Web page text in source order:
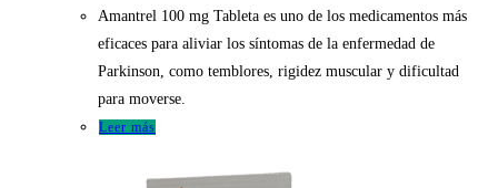
Amantrel 100 mg Tableta es uno de los medicamentos más
eficaces para aliviar los síntomas de la enfermedad de
Parkinson, como temblores, rigidez muscular y dificultad
para moverse.
Leer más